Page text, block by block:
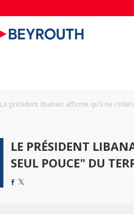
Le président libanais affirme qu'il ne
LE PRÉSIDENT
SEUL POUCE" DU